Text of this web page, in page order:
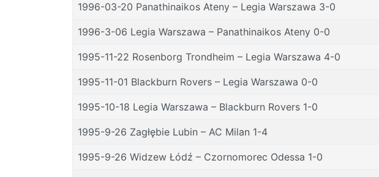
1996-03-20 Panathinaikos Ateny – Legia Warszawa 3-0
1996-3-06 Legia Warszawa – Panathinaikos Ateny 0-0
1995-11-22 Rosenborg Trondheim – Legia Warszawa 4-0
1995-11-01 Blackburn Rovers – Legia Warszawa 0-0
1995-10-18 Legia Warszawa – Blackburn Rovers 1-0
1995-9-26 Zagłębie Lubin – AC Milan 1-4
1995-9-26 Widzew Łódź – Czornomorec Odessa 1-0